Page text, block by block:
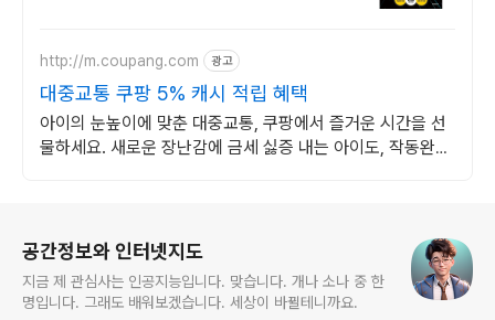
http://m.coupang.com 광고
대중교통 쿠팡 5% 캐시 적립 혜택
아이의 눈높이에 맞춘 대중교통, 쿠팡에서 즐거운 시간을 선
물하세요. 새로운 장난감에 금세 싫증 내는 아이도, 작동완구
공간정보와 인터넷지도
지금 제 관심사는 인공지능입니다. 맞습니다. 개나 소나 중 한
명입니다. 그래도 배워보겠습니다. 세상이 바뀔테니까요.